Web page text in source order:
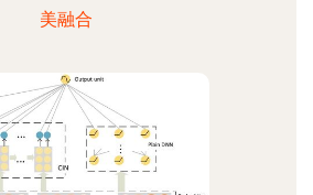
美融合